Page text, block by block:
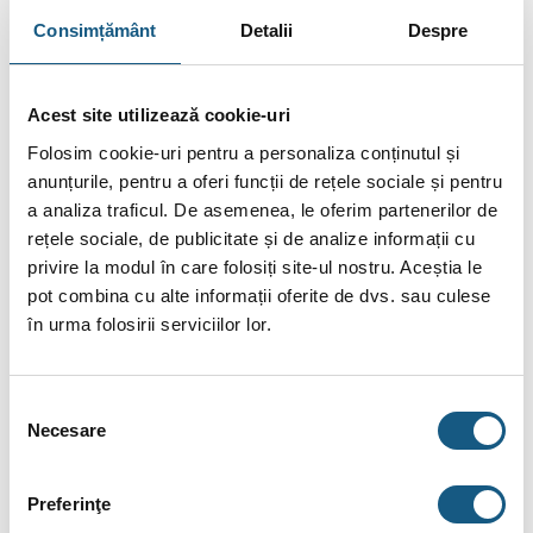
Consimțământ Detalii Despre
Acest site utilizează cookie-uri
Folosim cookie-uri pentru a personaliza conținutul și
anunțurile, pentru a oferi funcții de rețele sociale și pentru
a analiza traficul. De asemenea, le oferim partenerilor de
rețele sociale, de publicitate și de analize informații cu
privire la modul în care folosiți site-ul nostru. Aceștia le
pot combina cu alte informații oferite de dvs. sau culese
în urma folosirii serviciilor lor.
consimțământului
Necesare
Preferinţe
de o presiune constantă? În lipsa unui asemenea
consumată ar fi mereu la extreme, ar mulțumită unui nivel
Fără setări pre-montare.Hidroforul are toți senzorii de
care este nevoie pentru a detecta singur presiunea și
debitul. Astfel, doar prin conectarea acestuia la sistem,
pornirea se face instant, iar reglajul presiunii pornește la fel
de repede.